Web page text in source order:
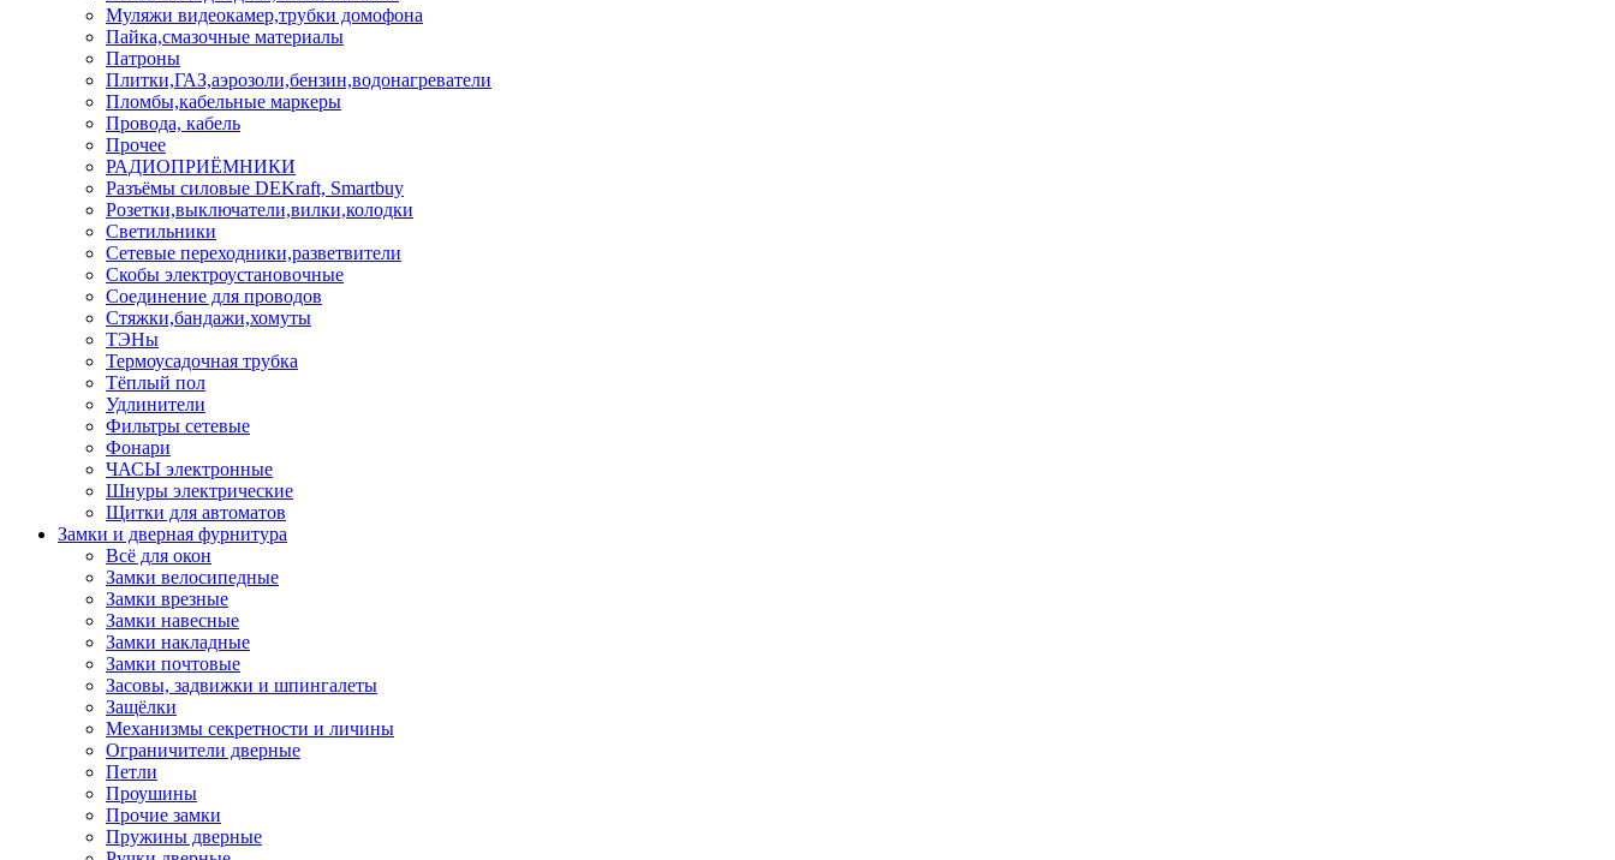
Муляжи видеокамер,трубки домофона
Пайка,смазочные материалы
Патроны
Плитки,ГАЗ,аэрозоли,бензин,водонагреватели
Пломбы,кабельные маркеры
Провода, кабель
Прочее
РАДИОПРИЁМНИКИ
Разъёмы силовые DEKraft, Smartbuy
Розетки,выключатели,вилки,колодки
Светильники
Сетевые переходники,разветвители
Скобы электроустановочные
Соединение для проводов
Стяжки,бандажи,хомуты
ТЭНы
Термоусадочная трубка
Тёплый пол
Удлинители
Фильтры сетевые
Фонари
ЧАСЫ электронные
Шнуры электрические
Щитки для автоматов
Замки и дверная фурнитура
Всё для окон
Замки велосипедные
Замки врезные
Замки навесные
Замки накладные
Замки почтовые
Засовы, задвижки и шпингалеты
Защёлки
Механизмы секретности и личины
Ограничители дверные
Петли
Проушины
Прочие замки
Пружины дверные